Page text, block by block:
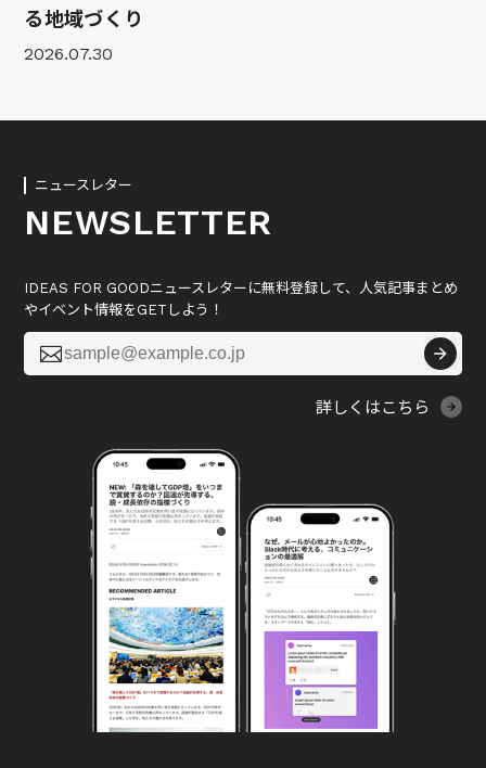
る地域づくり
2026.07.30
ニュースレター
NEWSLETTER
IDEAS FOR GOODニュースレターに無料登録して、人気記事まとめ
やイベント情報をGETしよう！

詳しくはこちら